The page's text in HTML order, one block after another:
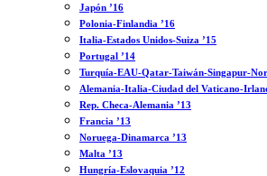
Japón ’16
Polonia-Finlandia ’16
Italia-Estados Unidos-Suiza ’15
Portugal ’14
Turquía-EAU-Qatar-Taiwán-Singapur-
Alemania-Italia-Ciudad del Vaticano-
Rep. Checa-Alemania ’13
Francia ’13
Noruega-Dinamarca ’13
Malta ’13
Hungría-Eslovaquia ’12